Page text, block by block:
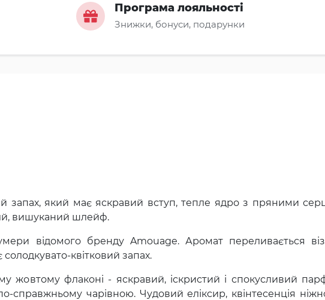
Програма лояльності
Знижки, бонуси, подарунки
запах, який має яскравий вступ, тепле ядро з пряними
вишуканий шлейф.
відомого бренду Amouage. Аромат переливається
квітковий запах.
жовтому флаконі - яскравий, іскристий і спокусливий
справжньому чарівною. Чудовий еліксир, квінтесенція